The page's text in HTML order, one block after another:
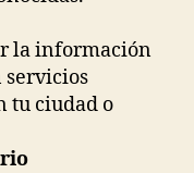
la información
servicios
tu ciudad o